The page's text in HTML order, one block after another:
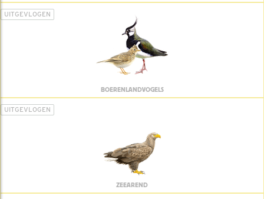
UITGEVLOGEN
BOERENLANDVOGELS
UITGEVLOGEN
ZEEAREND